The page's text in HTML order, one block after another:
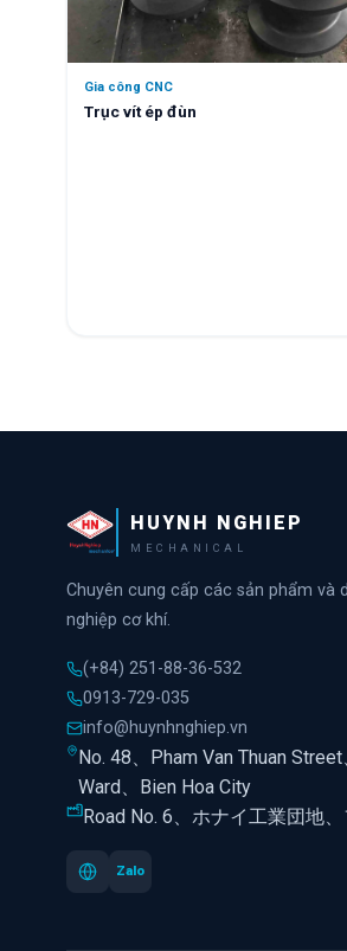
Gia công CNC
Trục vít ép đùn
HUYNH NGHIEP
MECHANICAL
Chuyên cung cấp các sản phẩm và
nghiệp cơ khí.
(+84) 251-88-36-532
0913-729-035
info@huynhnghiep.vn
No. 48、Pham Van Thuan
Ward、Bien Hoa City
Road No. 6、ホナイ工業団地
Zalo